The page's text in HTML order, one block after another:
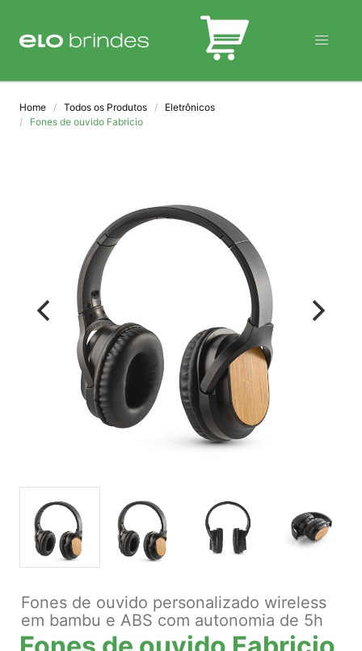
BLOG
Home Todos os Produtos
Eletrônicos
Fones de ouvido Fabricio
Fones de ouvido personalizado wireless
em bambu e ABS com autonomia de 5h